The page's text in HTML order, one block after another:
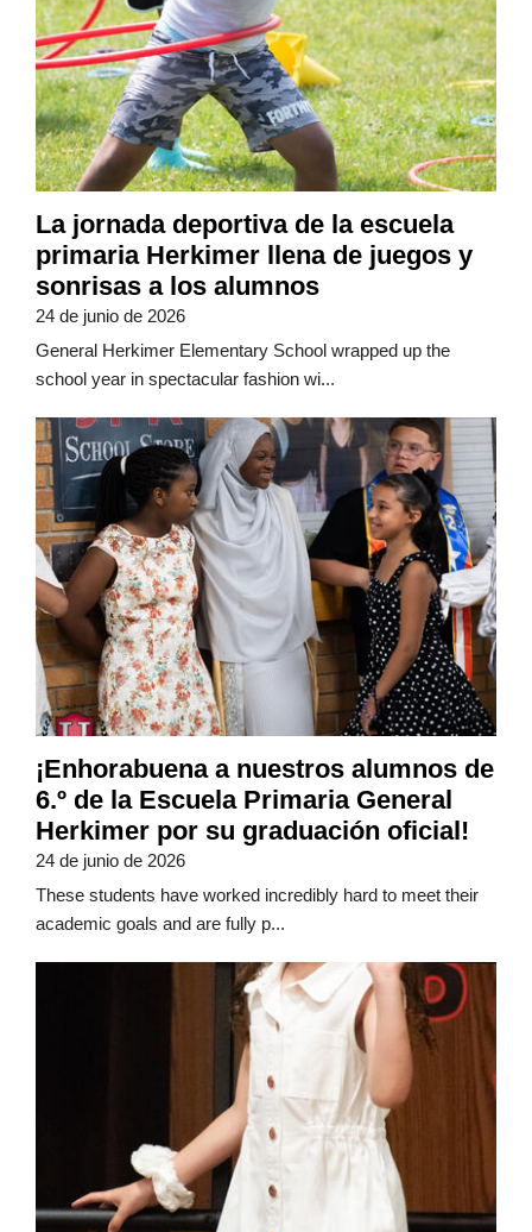
La jornada deportiva de la escuela
primaria Herkimer llena de juegos y
sonrisas a los alumnos
24 de junio de 2026
General Herkimer Elementary School wrapped up the
school year in spectacular fashion wi...
¡Enhorabuena a nuestros alumnos de
6.º de la Escuela Primaria General
Herkimer por su graduación oficial!
24 de junio de 2026
These students have worked incredibly hard to meet their
academic goals and are fully p...